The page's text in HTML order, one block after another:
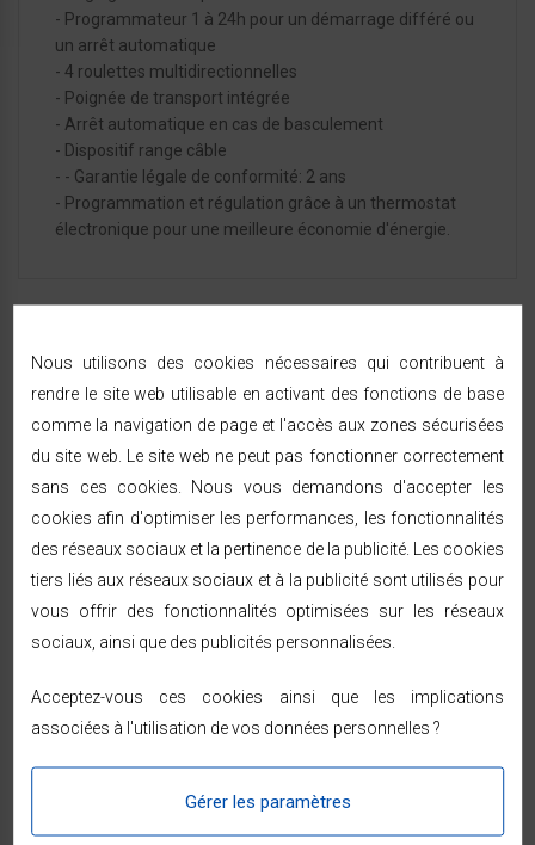
- Programmateur 1 à 24h pour un démarrage différé ou
un arrêt automatique
- 4 roulettes multidirectionnelles
- Poignée de transport intégrée
- Arrêt automatique en cas de basculement
- Dispositif range câble
- - Garantie légale de conformité: 2 ans
- Programmation et régulation grâce à un thermostat
électronique pour une meilleure économie d'énergie.
Caractéristiques
Dimension 51x15x67cm
Classe D'isolatio
N
I
Référence:
électronique pour une meilleure économie d'énergie.
Nous utilisons des cookies nécessaires qui contribuent à
rendre le site web utilisable en activant des fonctions de base
comme la navigation de page et l'accès aux zones sécurisées
du site web. Le site web ne peut pas fonctionner correctement
sans ces cookies. Nous vous demandons d'accepter les
cookies afin d'optimiser les performances, les fonctionnalités
des réseaux sociaux et la pertinence de la publicité. Les cookies
tiers liés aux réseaux sociaux et à la publicité sont utilisés pour
vous offrir des fonctionnalités optimisées sur les réseaux
sociaux, ainsi que des publicités personnalisées.
Acceptez-vous ces cookies ainsi que les implications
associées à l'utilisation de vos données personnelles ?
Gérer les paramètres